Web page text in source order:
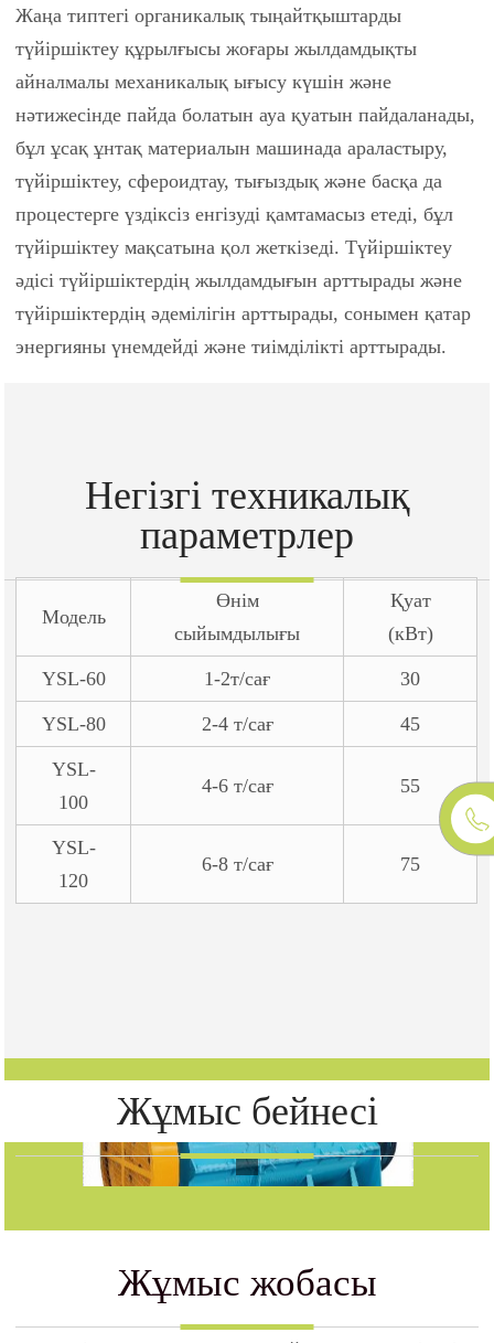
Жаңа типтегі органикалық тыңайтқыштарды
түйіршіктеу құрылғысы жоғары жылдамдықты
айналмалы механикалық ығысу күшін және
нәтижесінде пайда болатын ауа қуатын пайдаланады,
бұл ұсақ ұнтақ материалын машинада араластыру,
түйіршіктеу, сфероидтау, тығыздық және басқа да
процестерге үздіксіз енгізуді қамтамасыз етеді, бұл
түйіршіктеу мақсатына қол жеткізеді. Түйіршіктеу
әдісі түйіршіктердің жылдамдығын арттырады және
түйіршіктердің әдемілігін арттырады, сонымен қатар
энергияны үнемдейді және тиімділікті арттырады.
Негізгі техникалық
параметрлер
Модель
Өнім
сыйымдылығы
Қуат
(кВт)
YSL-60 1-2т/сағ 30
YSL-80 2-4 т/сағ 45
YSL-
100
4-6 т/сағ 55
YSL-
120
6-8 т/сағ 75
Жұмыс бейнесі
Жұмыс жобасы